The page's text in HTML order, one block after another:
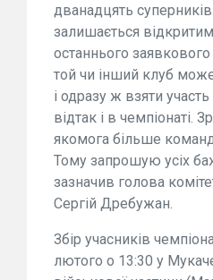
дванадцять
залишається
останнього
той чи інший клуб
і одразу ж взяти
відтак і в чемпіонаті.
якомога більше команд
Тому запрошую усіх
зазначив голова
Сергій Дребужан.
Збір учасників
лютого о 13:30 у